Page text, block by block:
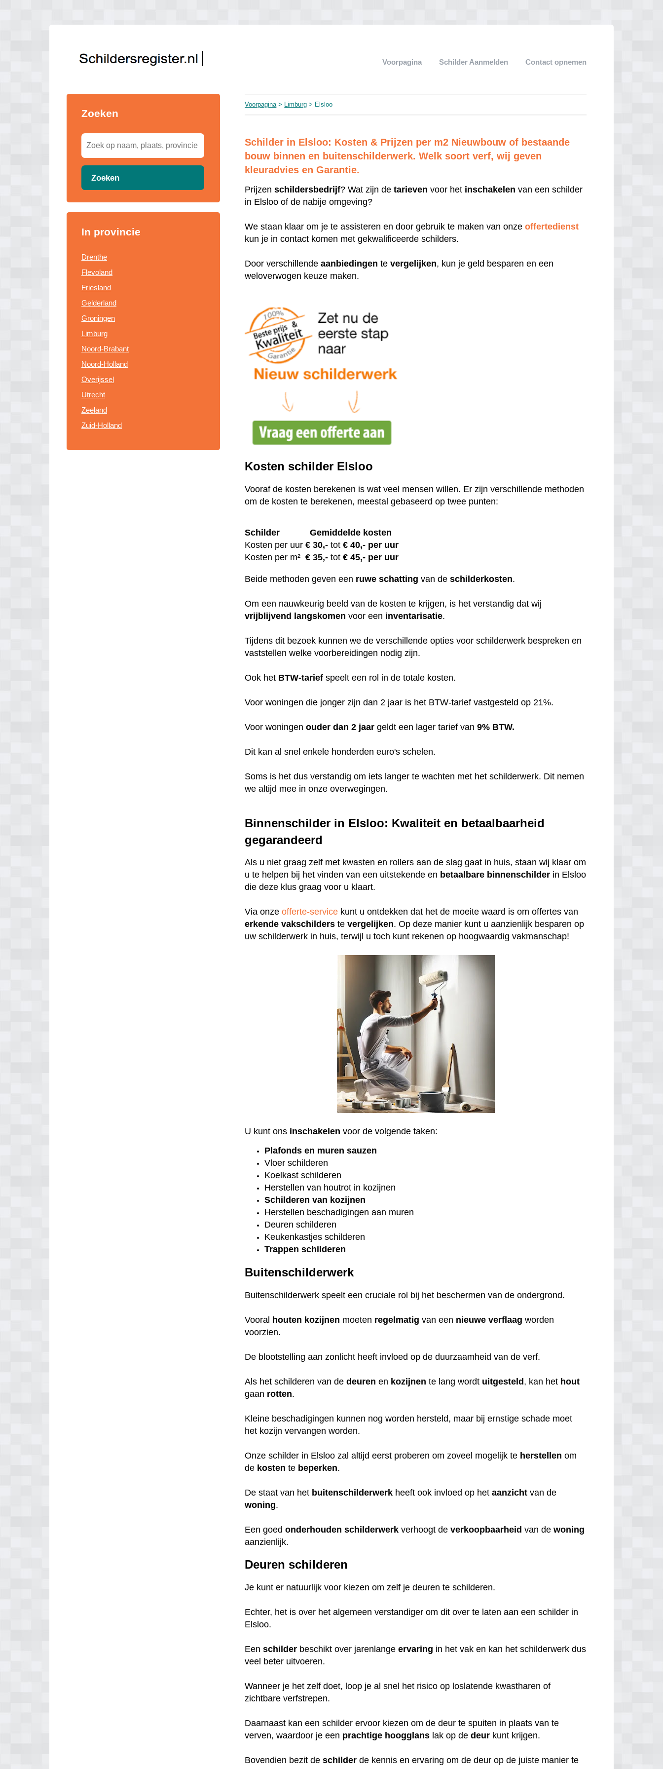
Voorpagina Schilder Aanmelden Contact opnemen
Zoeken
Zoeken
In provincie
Drenthe
Flevoland
Friesland
Gelderland
Groningen
Limburg
Noord-Brabant
Noord-Holland
Overijssel
Utrecht
Zeeland
Zuid-Holland
Voorpagina> Limburg > Elsloo
Schilder in Elsloo: Kosten & Prijzen per m2 Nieuwbouw of bestaande
bouw binnen en buitenschilderwerk. Welk soort verf, wij geven
kleuradvies en Garantie.
Prijzenschildersbedrijf? Wat zijn detarieven voor het inschakelen van een schilder
in Elsloo of de nabije omgeving?
We staan klaar om je te assisteren en door gebruik te maken van onzeoffertedienst
kun je in contact komen met gekwalificeerde schilders.
Door verschillendeaanbiedingen tevergelijken, kun je geld besparen en een
weloverwogen keuze maken.
Kosten schilder Elsloo
Vooraf de kosten berekenen is wat veel mensen willen. Er zijn verschillende methoden
om de kosten te berekenen, meestal gebaseerd op twee punten:
Schilder
Gemiddelde kosten
Kosten per uur € 30,-tot € 40,- per uur
Kosten per m²€35,- tot € 45,- per uur
Beide methoden geven een ruwe schatting van deschilderkosten.
Om een nauwkeurig beeld van de kosten te krijgen, is het verstandig dat wij
vrijblijvend langskomen voor een inventarisatie.
Tijdens dit bezoek kunnen we de verschillende opties voor schilderwerk bespreken en
vaststellen welke voorbereidingen nodig zijn.
Ook het BTW-tarief speelt een rol in de totale kosten.
Voor woningen die jonger zijn dan 2 jaar is het BTW-tarief vastgesteld op 21%.
Voor woningenouder dan 2 jaar geldt een lager tarief van9% BTW.
Dit kan al snel enkele honderden euro's schelen.
Soms is het dus verstandig om iets langer te wachten met het schilderwerk. Dit nemen
we altijd mee in onze overwegingen.
Binnenschilder in Elsloo: Kwaliteit en betaalbaarheid
gegarandeerd
Als u niet graag zelf met kwasten en rollers aan de slag gaat in huis, staan wij klaar om
u te helpen bij het vinden van een uitstekende en betaalbare binnenschilder in Elsloo
die deze klus graag voor u klaart.
Via onzeofferte-service kunt u ontdekken dat het de moeite waard is om offertes van
erkende vakschilders tevergelijken. Op deze manier kunt u aanzienlijk besparen op
uw schilderwerk in huis, terwijl u toch kunt rekenen op hoogwaardig vakmanschap!
U kunt ons inschakelen voor de volgende taken:
Plafonds en muren sauzen
Vloer schilderen
Koelkast schilderen
Herstellen van houtrot in kozijnen
Schilderen van kozijnen
Herstellen beschadigingen aan muren
Deuren schilderen
Keukenkastjes schilderen
Trappen schilderen
Buitenschilderwerk
Buitenschilderwerk speelt een cruciale rol bij het beschermen van de ondergrond.
Vooral houten kozijnen moeten regelmatig van een nieuwe verflaag worden
voorzien.
De blootstelling aan zonlicht heeft invloed op de duurzaamheid van de verf.
Als het schilderen van dedeuren en kozijnen te lang wordt uitgesteld, kan het hout
gaan rotten.
Kleine beschadigingen kunnen nog worden hersteld, maar bij ernstige schade moet
het kozijn vervangen worden.
Onze schilder in Elsloo zal altijd eerst proberen om zoveel mogelijk te herstellen om
de kosten te beperken.
De staat van het buitenschilderwerk heeft ook invloed op hetaanzicht van de
woning.
Een goedonderhouden schilderwerk verhoogt deverkoopbaarheid van dewoning
aanzienlijk.
Deuren schilderen
Je kunt er natuurlijk voor kiezen om zelf je deuren te schilderen.
Echter, het is over het algemeen verstandiger om dit over te laten aan een schilder in
Elsloo.
Eenschilder beschikt over jarenlangeervaring in het vak en kan het schilderwerk dus
veel beter uitvoeren.
Wanneer je het zelf doet, loop je al snel het risico op loslatende kwastharen of
zichtbare verfstrepen.
Daarnaast kan een schilder ervoor kiezen om de deur te spuiten in plaats van te
verven, waardoor je een prachtige hoogglans lak op dedeur kunt krijgen.
Bovendien bezit deschilder de kennis en ervaring om de deur op de juiste manier te